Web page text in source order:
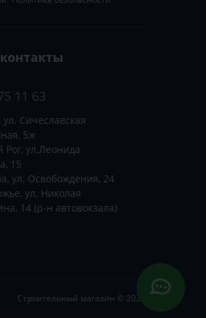
11 63
Сичеславская
5ж
Рог, ул.Леонида
15
ул. Освобождения, 24
ул. Николая
14 (р-н автовокзала)
Строительный магазин © 2026